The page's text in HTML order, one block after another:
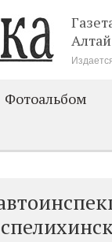
Фотоальбом